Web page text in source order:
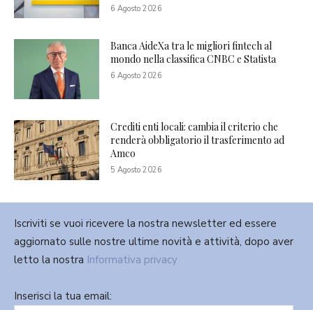
6 Agosto 2026
Banca AideXa tra le migliori fintech al
mondo nella classifica CNBC e Statista
6 Agosto 2026
Crediti enti locali: cambia il criterio che
renderà obbligatorio il trasferimento ad
Amco
5 Agosto 2026
Iscriviti se vuoi ricevere la nostra newsletter ed essere
aggiornato sulle nostre ultime novità e attività, dopo aver
letto la nostra Informativa privacy
Inserisci la tua email: